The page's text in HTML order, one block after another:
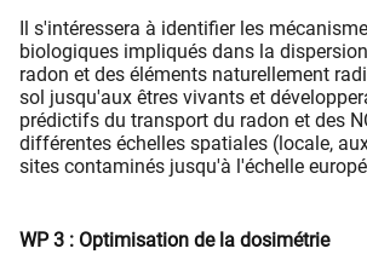
Il s'intéressera à identifier les
biologiques impliqués dans la
radon et des éléments naturellement
sol jusqu'aux êtres vivants et
prédictifs du transport du radon et des
différentes échelles spatiales (locale,
sites contaminés jusqu'à l'échelle
WP 3 : Optimisation de la dosimétrie